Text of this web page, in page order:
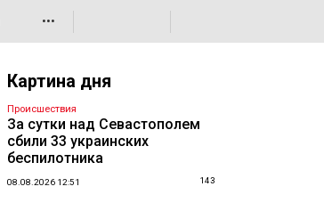
•••
Картина дня
Происшествия
За сутки над Севастополем
сбили 33 украинских
беспилотника
08.08.2026 12:51 143